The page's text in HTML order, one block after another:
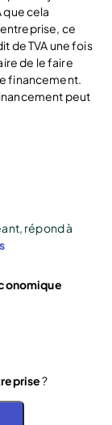
que cela
ce
de TVA une fois
de le faire
financement.
peut
répond à
?